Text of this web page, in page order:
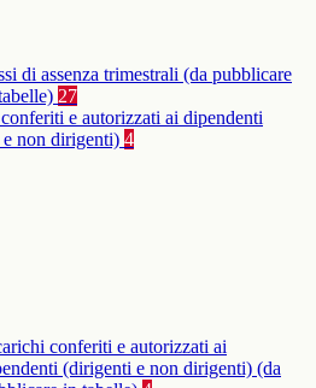
di assenza trimestrali (da pubblicare
27
e autorizzati ai dipendenti
non dirigenti) 4
conferiti e autorizzati ai
(dirigenti e non dirigenti) (da